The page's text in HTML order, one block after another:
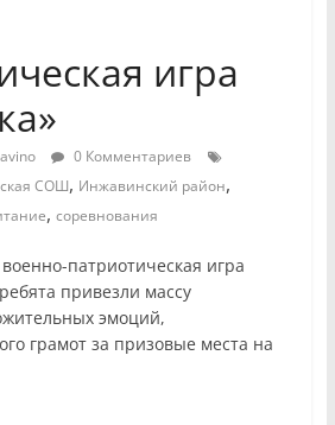
игра
0 Комментариев
СОШ, Инжавинский район,
, соревнования
патриотическая игра
привезли массу
эмоций,
грамот за призовые места на